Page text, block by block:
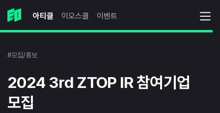
아티클 이오스쿨 이벤트
#모집/홍보
2024 3rd ZTOP IR 참여기업
모집